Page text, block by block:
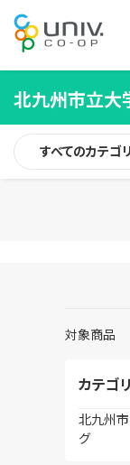
北九州市立大
すべてのカテゴリ
対象商品
カテゴ
北九州市
グ